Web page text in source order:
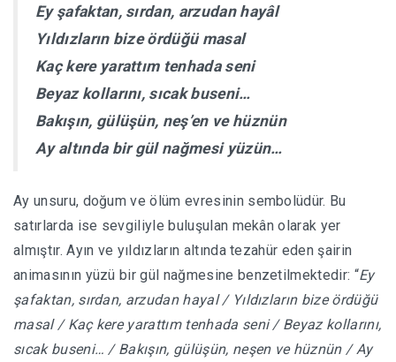
Ey şafaktan, sırdan, arzudan hayâl
Yıldızların bize ördüğü masal
Kaç kere yarattım tenhada seni
Beyaz kollarını, sıcak buseni…
Bakışın, gülüşün, neş’en ve hüznün
Ay altında bir gül nağmesi yüzün…
Ay unsuru, doğum ve ölüm evresinin sembolüdür. Bu
satırlarda ise sevgiliyle buluşulan mekân olarak yer
almıştır. Ayın ve yıldızların altında tezahür eden şairin
animasının yüzü bir gül nağmesine benzetilmektedir: “Ey
şafaktan, sırdan, arzudan hayal / Yıldızların bize ördüğü
masal / Kaç kere yarattım tenhada seni / Beyaz kollarını,
sıcak buseni… / Bakışın, gülüşün, neşen ve hüznün / Ay